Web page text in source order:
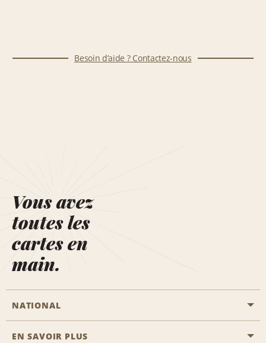
Besoin d’aide ? Contactez-nous
Vous avez
toutes les
cartes en
main.
NATIONAL
Passer une réservation
EN SAVOIR PLUS